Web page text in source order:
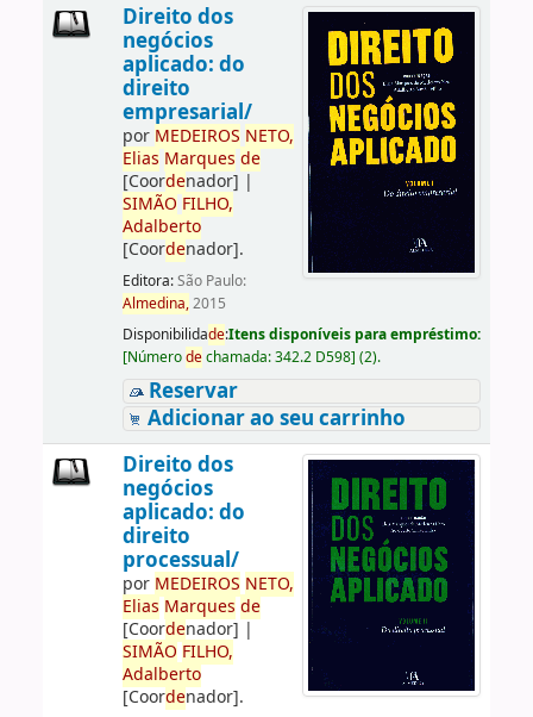
Direito dos
negócios
aplicado: do
direito
empresarial/
por MEDEIROS NETO,
Elias Marques de
[Coordenador] |
SIMÃO FILHO,
Adalberto
[Coordenador].
Editora:São Paulo:
Almedina,2015
Disponibilidade:Itens disponíveis para empréstimo:
[Númerodechamada:342.2 D598] (2).
Reservar
Adicionar ao seu carrinho
Direito dos
negócios
aplicado: do
direito
processual/
por MEDEIROS NETO,
Elias Marques de
[Coordenador] |
SIMÃO FILHO,
Adalberto
[Coordenador].